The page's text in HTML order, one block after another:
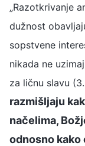
„Razotkrivanje
dužnost
sopstvene
nikada ne
za ličnu slavu
razmišljaju
načelima,
odnosno kako